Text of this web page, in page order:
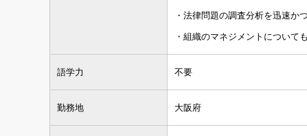
・法律問題の調査分析を迅速か
・組織のマネジメントについて
語学力 不要
勤務地 大阪府